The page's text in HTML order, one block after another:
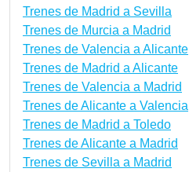
Trenes de Madrid a Sevilla
Trenes de Murcia a Madrid
Trenes de Valencia a Alicante
Trenes de Madrid a Alicante
Trenes de Valencia a Madrid
Trenes de Alicante a Valencia
Trenes de Madrid a Toledo
Trenes de Alicante a Madrid
Trenes de Sevilla a Madrid